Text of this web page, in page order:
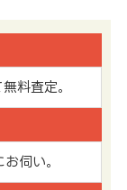
料査定。
伺い。